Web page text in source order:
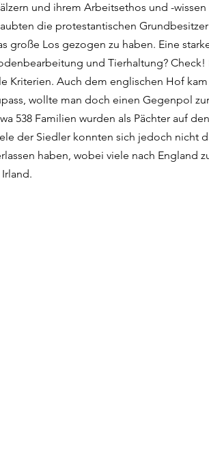
und ihrem Arbeitsethos und -wissen
die protestantischen Grundbesitzer
große Los gezogen zu haben. Eine
und Tierhaltung?
Kriterien. Auch dem englischen Hof
wollte man doch einen Gegenpol
538 Familien wurden als Pächter auf
der Siedler konnten sich jedoch nicht
haben, wobei viele nach England
Irland.